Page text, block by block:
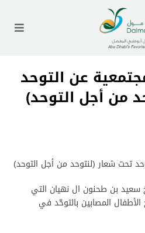
عن التوحد
من أجل التوحد)
تحت شعار (لنتوحد من أجل التوحد)
سعيد بن طحنون ال نهيان التي
المصابين بالتوحّد في